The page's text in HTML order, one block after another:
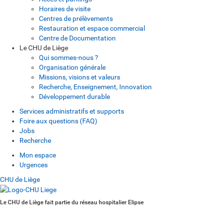
Horaires de visite
Centres de prélèvements
Restauration et espace commercial
Centre de Documentation
Le CHU de Liège
Qui sommes-nous ?
Organisation générale
Missions, visions et valeurs
Recherche, Enseignement, Innovation
Développement durable
Services administratifs et supports
Foire aux questions (FAQ)
Jobs
Recherche
Mon espace
Urgences
CHU de Liège
Le CHU de Liège fait partie du réseau hospitalier Elipse